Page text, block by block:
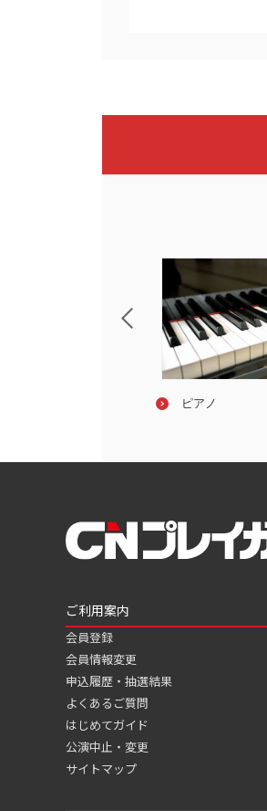
ピアノ
ご利用案内
会員登録
会員情報変更
申込履歴・抽選結果
よくあるご質問
はじめてガイド
公演中止・変更
サイトマップ